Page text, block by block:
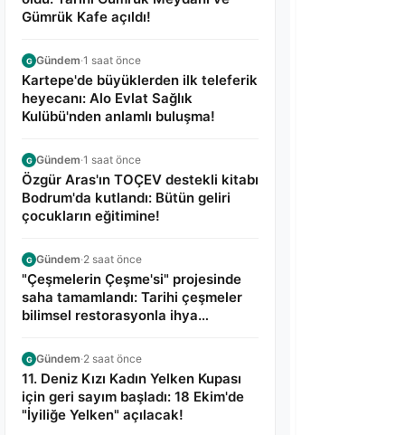
Gümrük Kafe açıldı!
G Gündem·1 saat önce
Kartepe'de büyüklerden ilk teleferik
heyecanı: Alo Evlat Sağlık
Kulübü'nden anlamlı buluşma!
G Gündem·1 saat önce
Özgür Aras'ın TOÇEV destekli kitabı
Bodrum'da kutlandı: Bütün geliri
çocukların eğitimine!
G Gündem·2 saat önce
"Çeşmelerin Çeşme'si" projesinde
saha tamamlandı: Tarihi çeşmeler
bilimsel restorasyonla ihya
G Gündem·2 saat önce
11. Deniz Kızı Kadın Yelken Kupası
için geri sayım başladı: 18 Ekim'de
"İyiliğe Yelken" açılacak!